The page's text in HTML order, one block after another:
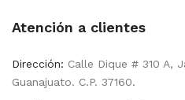
Atención a clientes
Dirección: Calle Dique # 310 A,
Guanajuato. C.P. 37160.